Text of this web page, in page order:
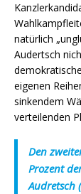
natürlich
Audertsch
eigenen
sinkendem
verteilenden
Den
Prozent
Audretsch